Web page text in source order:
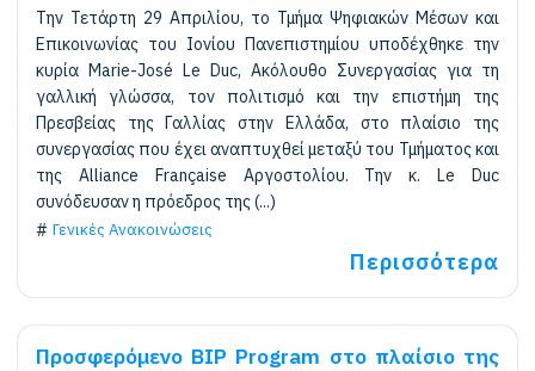
Την Τετάρτη 29 Απριλίου, το Τμήμα Ψηφιακών Μέσων και
Επικοινωνίας του Ιονίου Πανεπιστημίου υποδέχθηκε την
κυρία Marie-José Le Duc, Ακόλουθο Συνεργασίας για τη
γαλλική γλώσσα, τον πολιτισμό και την επιστήμη της
Πρεσβείας της Γαλλίας στην Ελλάδα, στο πλαίσιο της
συνεργασίας που έχει αναπτυχθεί μεταξύ του Τμήματος και
της Alliance Française Αργοστολίου. Την κ. Le Duc
συνόδευσαν η πρόεδρος της (...)
Γενικές Ανακοινώσεις
Περισσότερα
Προσφερόμενο BIP Program στο πλαίσιο της